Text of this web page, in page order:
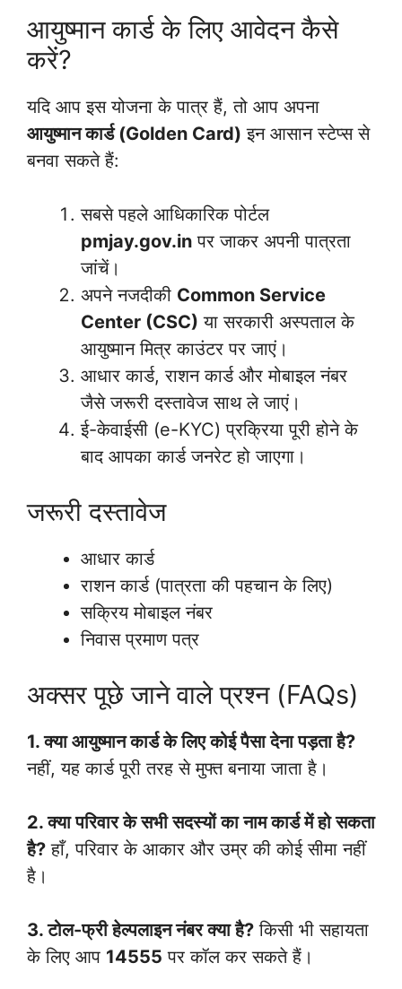
आयुष्मान कार्ड के लिए आवेदन कैसे
करें?
यदि आप इस योजना के पात्र हैं, तो आप अपना
आयुष्मान कार्ड (Golden Card) इन आसान स्टेप्स से
बनवा सकते हैं:
सबसे पहले आधिकारिक पोर्टल
pmjay.gov.in पर जाकर अपनी पात्रता
जांचें।
अपने नजदीकी Common Service
Center (CSC) या सरकारी अस्पताल के
आयुष्मान मित्र काउंटर पर जाएं।
आधार कार्ड, राशन कार्ड और मोबाइल नंबर
जैसे जरूरी दस्तावेज साथ ले जाएं।
ई-केवाईसी (e-KYC) प्रक्रिया पूरी होने के
बाद आपका कार्ड जनरेट हो जाएगा।
जरूरी दस्तावेज
आधार कार्ड
राशन कार्ड (पात्रता की पहचान के लिए)
सक्रिय मोबाइल नंबर
निवास प्रमाण पत्र
अक्सर पूछे जाने वाले प्रश्न (FAQs)
1. क्या आयुष्मान कार्ड के लिए कोई पैसा देना पड़ता है?
नहीं, यह कार्ड पूरी तरह से मुफ्त बनाया जाता है।
2. क्या परिवार के सभी सदस्यों का नाम कार्ड में हो सकता
है? हाँ, परिवार के आकार और उम्र की कोई सीमा नहीं
है।
3. टोल-फ्री हेल्पलाइन नंबर क्या है? किसी भी सहायता
के लिए आप 14555 पर कॉल कर सकते हैं।